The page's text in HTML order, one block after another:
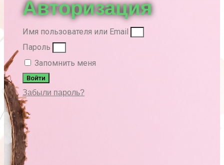
Авторизация
Имя пользователя или Email
Пароль
Запомнить меня
Войти
Забыли пароль?